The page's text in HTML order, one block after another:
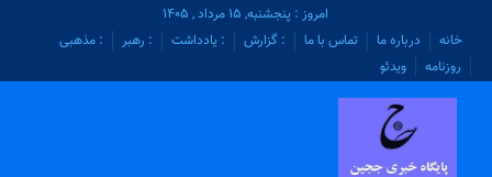
امروز : پنجشنبه, ۱۵ مرداد , ۱۴۰۵
خانه
درباره ما تماس با ما : گزارش : یادداشت : رهبر
: مذهبی
روزنامه
ویدئو